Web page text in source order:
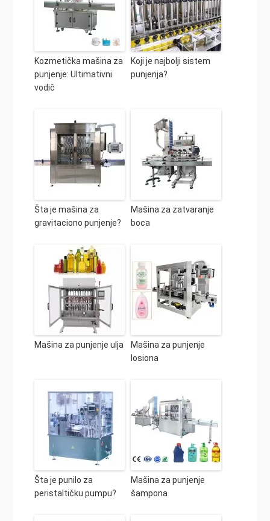
Kozmetička mašina za
punjenje: Ultimativni
vodič
Koji je najbolji sistem
punjenja?
Šta je mašina za
gravitaciono punjenje?
Mašina za zatvaranje
boca
Mašina za punjenje ulja
Mašina za punjenje
losiona
Šta je punilo za
peristaltičku pumpu?
Mašina za punjenje
šampona